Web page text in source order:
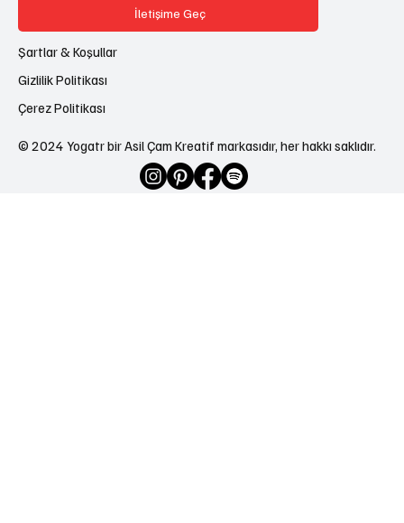
İletişime Geç
Şartlar & Koşullar
Gizlilik Politikası
Çerez Politikası
© 2024 Yogatr bir Asil Çam Kreatif markasıdır, her hakkı saklıdır.